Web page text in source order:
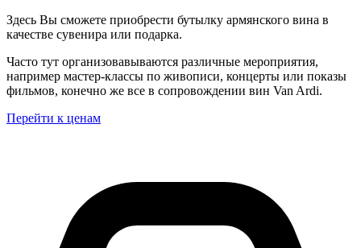
Здесь Вы сможете приобрести бутылку армянского вина в
качестве сувенира или подарка.
Часто тут организовавываются различные мероприятия,
например мастер-классы по живописи, концерты или показы
фильмов, конечно же все в сопровождении вин Van Ardi.
Перейти к ценам